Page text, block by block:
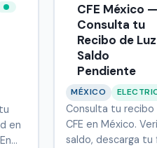
en
CFE México —
Consulta tu
Recibo de
Saldo
Pendiente
MÉXICO
Consulta tu recibo
CFE en México.
saldo, descarga tu